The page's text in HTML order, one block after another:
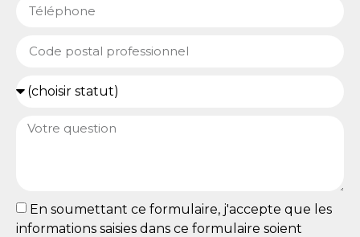
En soumettant ce formulaire, j'accepte que les
informations saisies dans ce formulaire soient